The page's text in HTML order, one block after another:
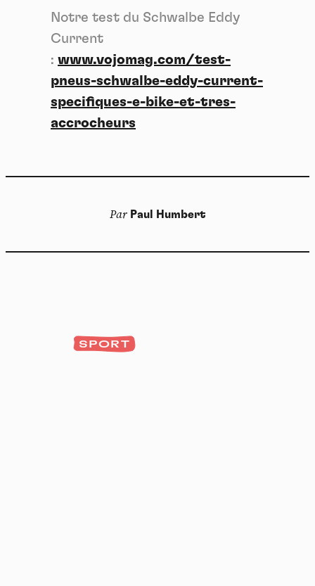
Notre test du Schwalbe Eddy
Current
: www.vojomag.com/test-
pneus-schwalbe-eddy-current-
specifiques-e-bike-et-tres-
accrocheurs
Par Paul Humbert
SPORT